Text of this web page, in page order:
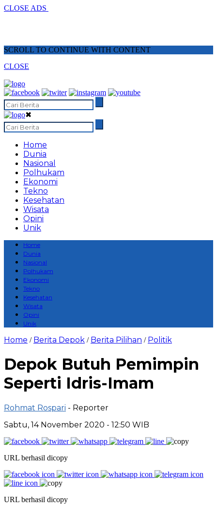
CLOSE ADS
SCROLL TO CONTINUE WITH CONTENT
CLOSE
✖
Home
Dunia
Nasional
Polhukam
Ekonomi
Tekno
Kesehatan
Wisata
Opini
Unik
Home
Dunia
Nasional
Polhukam
Ekonomi
Tekno
Kesehatan
Wisata
Opini
Unik
Home / Berita Depok / Berita Pilihan / Politik
Depok Butuh Pemimpin
Seperti Idris-Imam
Rohmat Rospari - Reporter
Sabtu, 14 November 2020 - 12:50 WIB
URL berhasil dicopy
URL berhasil dicopy